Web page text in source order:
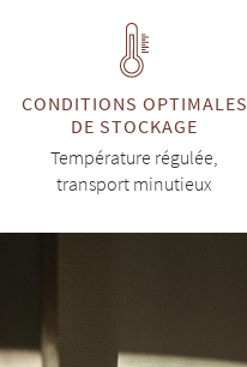
CONDITIONS OPTIMALES
DE STOCKAGE
Température régulée,
transport minutieux